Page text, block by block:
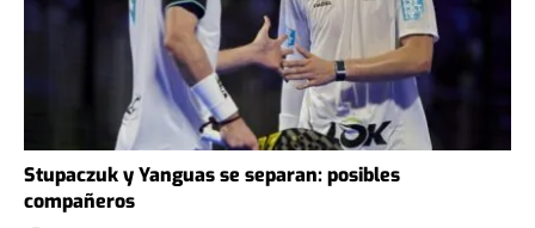
Stupaczuk y Yanguas se separan: posibles
compañeros